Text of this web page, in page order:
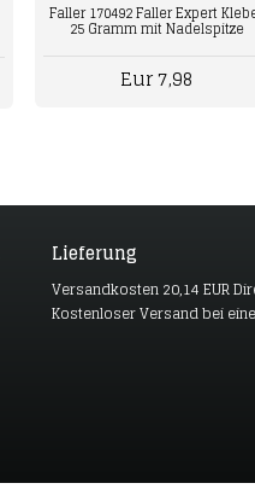
Faller 170492 Faller Expert
25 Gramm mit Nadelspitze
Eur 7,98
Lieferung
Versandkosten 20,14 EUR
Kostenloser Versand bei